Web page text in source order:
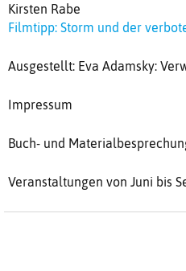
Kirsten Rabe
Filmtipp: Storm und der
Ausgestellt: Eva Adamsky:
Impressum
Buch- und
Veranstaltungen von Juni bis